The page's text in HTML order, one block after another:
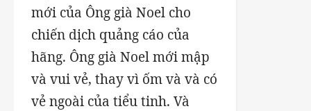
mới của Ông già Noel cho
chiến dịch quảng cáo của
hãng. Ông già Noel mới mập
và vui vẻ, thay vì ốm và và có
vẻ ngoài của tiểu tinh. Và